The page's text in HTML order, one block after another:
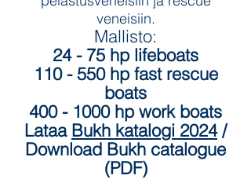
veneisiin.
Mallisto:
24 - 75 hp lifeboats
110 - 550 hp fast rescue
boats
400 - 1000hp work boats
Lataa Bukh katalogi 2024/
Download Bukh catalogue
(PDF)